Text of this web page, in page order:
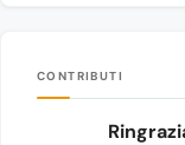
CONTRIBUTI